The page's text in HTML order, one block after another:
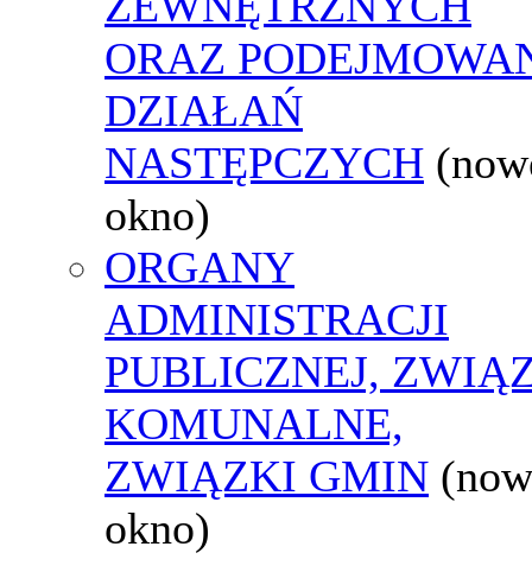
ORAZ
DZIAŁAŃ
NASTĘPCZYCH
okno)
ORGANY
ADMINISTRACJI
PUBLICZNEJ,
KOMUNALNE,
ZWIĄZKI GMIN
okno)